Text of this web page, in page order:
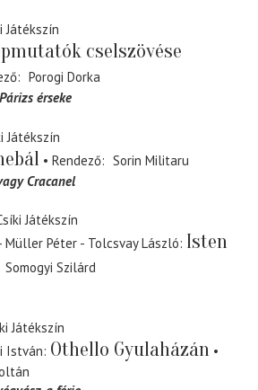
Játékszín
cselszövése
Porogi Dorka
Párizs érseke
Játékszín
Rendező
Sorin Militaru
Cracanel
Játékszín
Müller Péter - Tolcsvay László Isten
Somogyi Szilárd
Játékszín
István Othello Gyulaházán